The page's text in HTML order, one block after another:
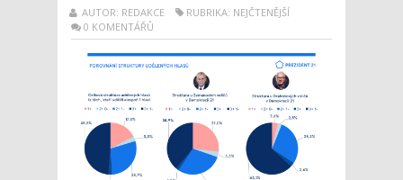
AUTOR: REDAKCE
RUBRIKA: NEJČTENĚJŠÍ
0 KOMENTÁŘŮ